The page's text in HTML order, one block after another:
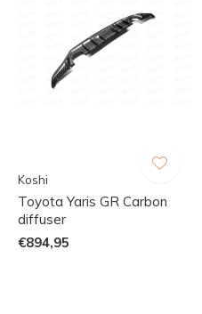
Koshi
Toyota Yaris GR Carbon
diffuser
€894,95